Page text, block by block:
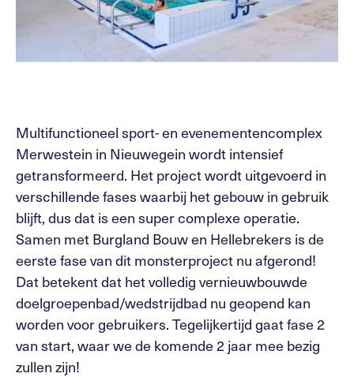
Multifunctioneel sport- en evenementencomplex
Merwestein in Nieuwegein wordt intensief
getransformeerd. Het project wordt uitgevoerd in
verschillende fases waarbij het gebouw in gebruik
blijft, dus dat is een super complexe operatie.
Samen met Burgland Bouw en Hellebrekers is de
eerste fase van dit monsterproject nu afgerond!
Dat betekent dat het volledig vernieuwbouwde
doelgroepenbad/wedstrijdbad nu geopend kan
worden voor gebruikers. Tegelijkertijd gaat fase 2
van start, waar we de komende 2 jaar mee bezig
zullen zijn!